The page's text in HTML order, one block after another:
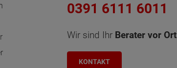
0391 6111 6011
Wir sind Ihr Berater vor Ort
KONTAKT